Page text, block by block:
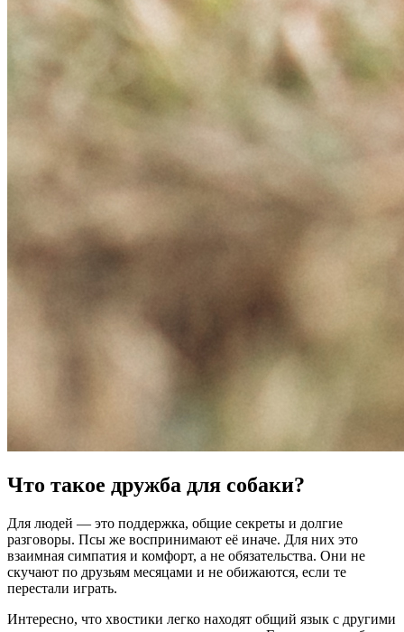
Что такое дружба для собаки?
Для людей — это поддержка, общие секреты и долгие
разговоры. Псы же воспринимают её иначе. Для них это
взаимная симпатия и комфорт, а не обязательства. Они не
скучают по друзьям месяцами и не обижаются, если те
перестали играть.
Интересно, что хвостики легко находят общий язык с другими